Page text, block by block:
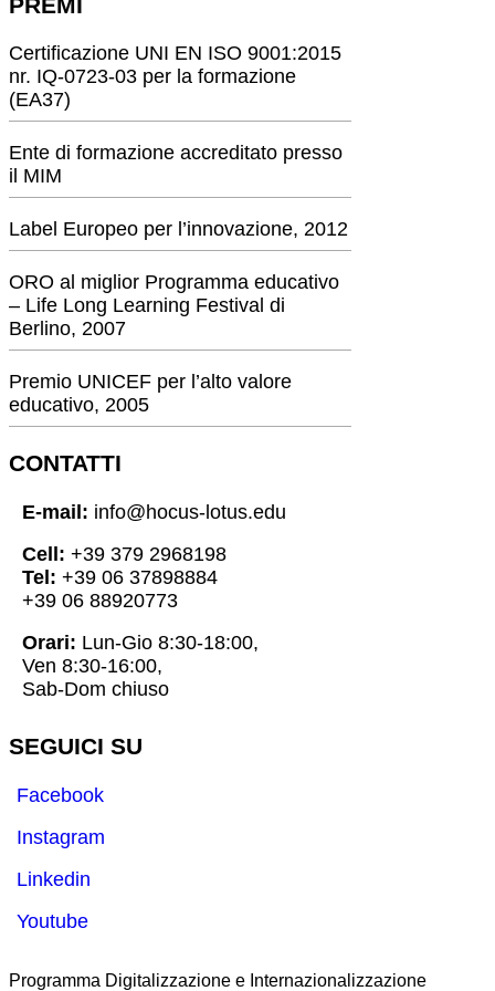
Certificazione UNI EN ISO 9001:2015
nr. IQ-0723-03 per la formazione
(EA37)
Ente di formazione accreditato presso
il MIM
Label Europeo per l’innovazione, 2012
ORO al miglior Programma educativo
– Life Long Learning Festival di
Berlino, 2007
Premio UNICEF per l’alto valore
educativo, 2005
CONTATTI
E-mail: info@hocus-lotus.edu
Cell: +39 379 2968198
Tel: +39 06 37898884
+39 06 88920773
Orari: Lun-Gio 8:30-18:00,
Ven 8:30-16:00,
Sab-Dom chiuso
SEGUICI SU
Facebook
Instagram
Linkedin
Youtube
Programma Digitalizzazione e Internazionalizzazione